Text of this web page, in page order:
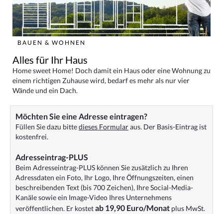
BAUEN & WOHNEN
Alles für Ihr Haus
Home sweet Home! Doch damit ein Haus oder eine Wohnung zu
einem richtigen Zuhause wird, bedarf es mehr als nur vier
Wände und ein Dach.
Möchten Sie eine Adresse eintragen?
Füllen Sie dazu bittedieses Formularaus. Der Basis-Eintrag ist
kostenfrei.
Adresseintrag-PLUS
Beim Adresseintrag-PLUS können Sie zusätzlich zu Ihren
Adressdaten ein Foto, Ihr Logo, Ihre Öffnungszeiten, einen
beschreibenden Text (bis 700 Zeichen), Ihre Social-Media-
Kanäle sowie ein Image-Video Ihres Unternehmens
veröffentlichen. Er kostetab 19,90 Euro/Monat plus MwSt.